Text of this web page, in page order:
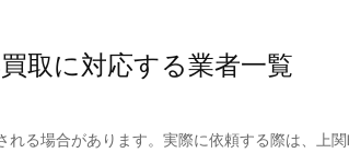
取に対応する業者一覧
れる場合があります。実際に依頼する際は、上